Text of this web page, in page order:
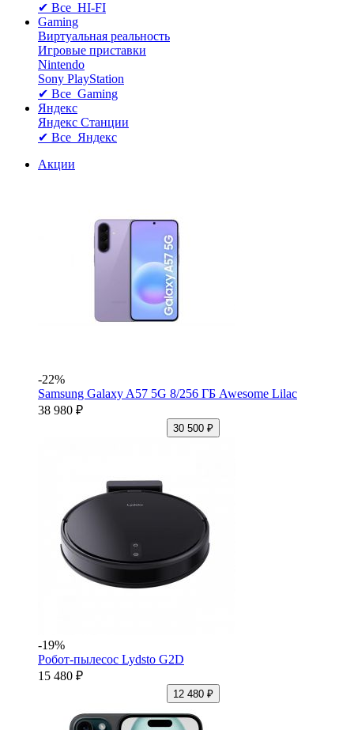
✔ Все HI-FI
Gaming
Виртуальная реальность
Игровые приставки
Nintendo
Sony PlayStation
✔ Все Gaming
Яндекс
Яндекс Станции
✔ Все Яндекс
Акции
-22%
Samsung Galaxy A57 5G 8/256 ГБ Awesome Lilac
38 980 ₽
30 500 ₽
-19%
Робот-пылесос Lydsto G2D
15 480 ₽
12 480 ₽